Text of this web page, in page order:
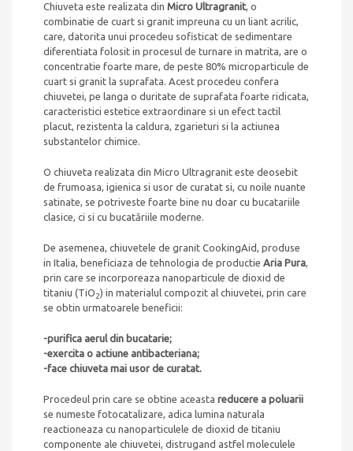
Chiuveta este realizata din Micro Ultragranit, o
combinatie de cuart si granit impreuna cu un liant acrilic,
care, datorita unui procedeu sofisticat de sedimentare
diferentiata folosit in procesul de turnare in matrita, are o
concentratie foarte mare, de peste 80% microparticule de
cuart si granit la suprafata. Acest procedeu confera
chiuvetei, pe langa o duritate de suprafata foarte ridicata,
caracteristici estetice extraordinare si un efect tactil
placut, rezistenta la caldura, zgarieturi si la actiunea
substantelor chimice.
O chiuveta realizata din Micro Ultragranit este deosebit
de frumoasa, igienica si usor de curatat si, cu noile nuante
satinate, se potriveste foarte bine nu doar cu bucatariile
clasice, ci si cu bucatăriile moderne.
De asemenea, chiuvetele de granit CookingAid, produse
in Italia, beneficiaza de tehnologia de productie Aria Pura,
prin care se incorporeaza nanoparticule de dioxid de
titaniu (TiO2) in materialul compozit al chiuvetei, prin care
se obtin urmatoarele beneficii:
-purifica aerul din bucatarie;
-exercita o actiune antibacteriana;
-face chiuveta mai usor de curatat.
Procedeul prin care se obtine aceasta reducere a poluarii
se numeste fotocatalizare, adica lumina naturala
reactioneaza cu nanoparticulele de dioxid de titaniu
componente ale chiuvetei, distrugand astfel moleculele